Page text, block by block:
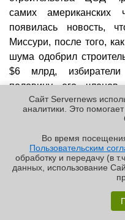
«Графиня»: как Grafana,
самих американских
появилась новость,
Миссури, после того,
шума одобрил
$6 млрд,
половину его
вынужденыотказаться
кампуса в Вирджинии,
невозможной.
Постоянный URL: http://
Сайт Servernews
аналитики. Это
Во время
Пользовательским
обработку и передачу (в
данных, использование